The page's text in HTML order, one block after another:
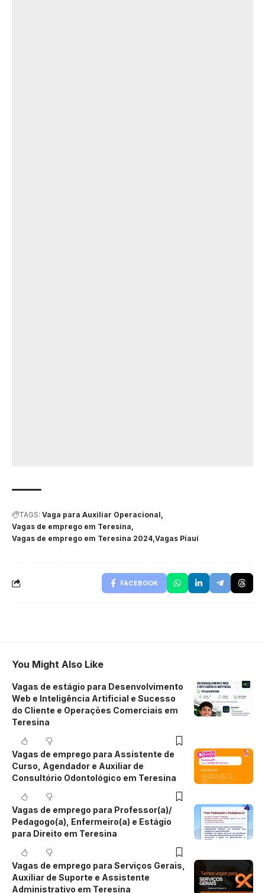
TAGS: Vaga para Auxiliar Operacional
Vagas de emprego em Teresina
Vagas de emprego em Teresina 2024 Vagas Piauí
FACEBOOK
You Might Also Like
Vagas de estágio para Desenvolvimento
Web e Inteligência Artificial e Sucesso
do Cliente e Operações Comerciais em
Teresina
Vagas de emprego para Assistente de
Curso, Agendador e Auxiliar de
Consultório Odontológico em Teresina
Vagas de emprego para Professor(a)/
Pedagogo(a), Enfermeiro(a) e Estágio
para Direito em Teresina
Vagas de emprego para Serviços Gerais,
Auxiliar de Suporte e Assistente
Administrativo em Teresina